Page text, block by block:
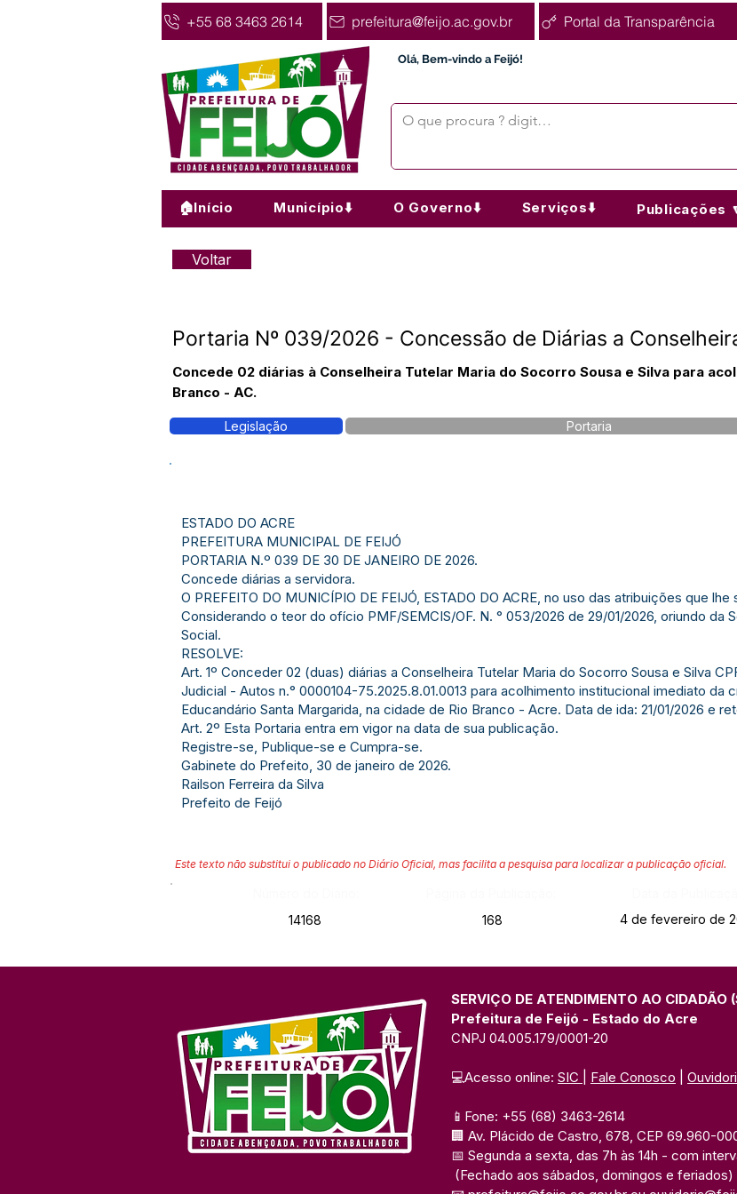
+55 68 3463 2614 prefeitura@feijo.ac.gov.br Portal da Transparência
Olá, Bem-vindo a Feijó!
🏠Início Município⬇️ O Governo⬇️ Serviços⬇️ Publicações
Voltar
Portaria Nº 039/2026 - Concessão de Diárias a
Concede 02 diárias à Conselheira Tutelar Maria do Socorro Sousa e Silva para
Branco - AC.
Legislação Portaria
ESTADO DO ACRE
PREFEITURA MUNICIPAL DE FEIJÓ
PORTARIA N.º 039 DE 30 DE JANEIRO DE 2026.
Concede diárias a servidora.
O PREFEITO DO MUNICÍPIO DE FEIJÓ, ESTADO DO ACRE, no uso das atribuições que
Considerando o teor do ofício PMF/SEMCIS/OF. N. ° 053/2026 de 29/01/2026, oriundo da
Social.
RESOLVE:
Art. 1º Conceder 02 (duas) diárias a Conselheira Tutelar Maria do Socorro Sousa e Silva
Judicial - Autos n.° 0000104-75.2025.8.01.0013 para acolhimento institucional imediato da
Educandário Santa Margarida, na cidade de Rio Branco - Acre. Data de ida: 21/01/2026 e
Art. 2º Esta Portaria entra em vigor na data de sua publicação.
Registre-se, Publique-se e Cumpra-se.
Gabinete do Prefeito, 30 de janeiro de 2026.
Railson Ferreira da Silva
Prefeito de Feijó
Este texto não substitui o publicado no Diário Oficial, mas facilita a pesquisa para localizar a publicação oficial.
14168
168 4 de fevereiro de
SERVIÇO DE ATENDIMENTO AO CIDADÃO
Prefeitura de Feijó - Estado do Acre
CNPJ 04.005.179/0001-20
💻Acesso online: SIC Fale Conosco
📱Fone: +55 (68) 3463-2614
🏢 Av. Plácido de Castro, 678, CEP 69.960-
📅 Segunda a sexta, das 7h às 14h - com
(Fechado aos sábados, domingos e feriados)